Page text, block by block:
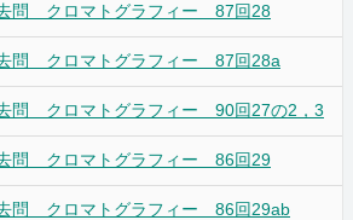
問 クロマトグラフィー 87回28
問 クロマトグラフィー 87回28a
問 クロマトグラフィー 90回27の2，3
問 クロマトグラフィー 86回29
問 クロマトグラフィー 86回29ab